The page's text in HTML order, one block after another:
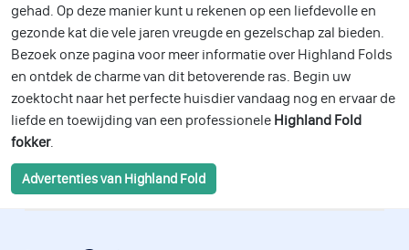
gehad. Op deze manier kunt u rekenen op een liefdevolle en
gezonde kat die vele jaren vreugde en gezelschap zal bieden.
Bezoek onze pagina voor meer informatie over Highland Folds
en ontdek de charme van dit betoverende ras. Begin uw
zoektocht naar het perfecte huisdier vandaag nog en ervaar de
liefde en toewijding van een professionele Highland Fold
fokker.
Advertenties van Highland Fold